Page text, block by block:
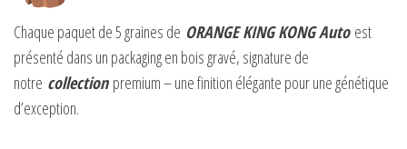
Chaque paquet de 5 graines de ORANGE KING KONG Auto est
présenté dans un packaging en bois gravé, signature de
notre collectionpremium – une finition élégante pour une génétique
d’exception.